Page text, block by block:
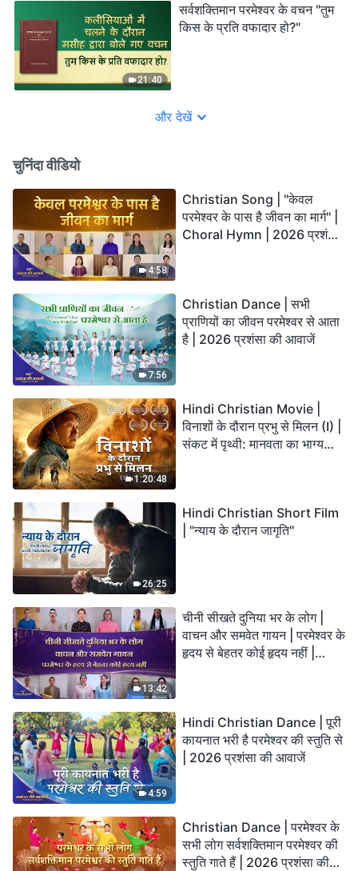
21:40
सर्वशक्तिमान परमेश्वर के वचन "तुम
किस के प्रति वफादार हो?"
और देखें
चुनिंदा वीडियो
4:58
Christian Song | "केवल
परमेश्वर के पास है जीवन का मार्ग" |
Choral Hymn | 2026 प्रशंसा
7:56
Christian Dance | सभी
प्राणियों का जीवन परमेश्वर से आता
है | 2026 प्रशंसा की आवाजें
1:20:48
Hindi Christian Movie |
विनाशों के दौरान प्रभु से मिलन (I) |
संकट में पृथ्वी: मानवता का भाग्य
26:25
Hindi Christian Short Film
| "न्याय के दौरान जागृति"
13:42
चीनी सीखते दुनिया भर के लोग |
वाचन और समवेत गायन | परमेश्वर के
हृदय से बेहतर कोई हृदय नहीं |
4:59
Hindi Christian Dance | पूरी
कायनात भरी है परमेश्वर की स्तुति से
| 2026 प्रशंसा की आवाजें
Christian Dance | परमेश्वर के
सभी लोग सर्वशक्तिमान परमेश्वर की
स्तुति गाते हैं | 2026 प्रशंसा की